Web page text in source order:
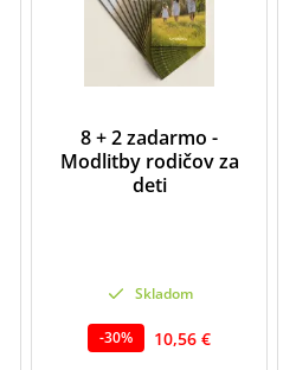
8 + 2 zadarmo -
Modlitby rodičov za
deti
Skladom
-30% 10,56 €